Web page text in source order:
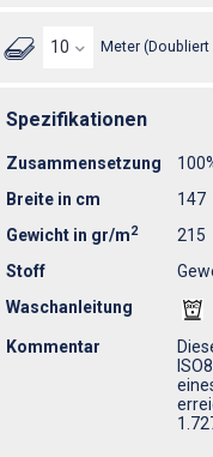
Meter (Doubliert
Spezifikationen
Zusammensetzung
Breite in cm
147
Gewicht in gr/m2
215
Stoff
Waschanleitung
Kommentar